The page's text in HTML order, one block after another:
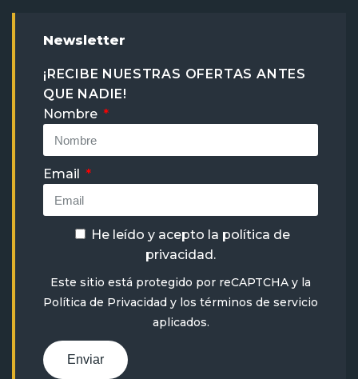
Newsletter
¡RECIBE NUESTRAS OFERTAS ANTES
QUE NADIE!
Nombre
Email
He leído y acepto la política de
privacidad .
Este sitio está protegido por reCAPTCHA y la
Política de Privacidad y los términos de servicio
aplicados.
Enviar